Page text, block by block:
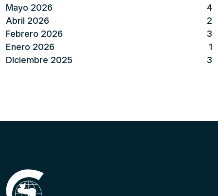
Mayo 2026
4
Abril 2026
2
Febrero 2026
3
Enero 2026
1
Diciembre 2025
3